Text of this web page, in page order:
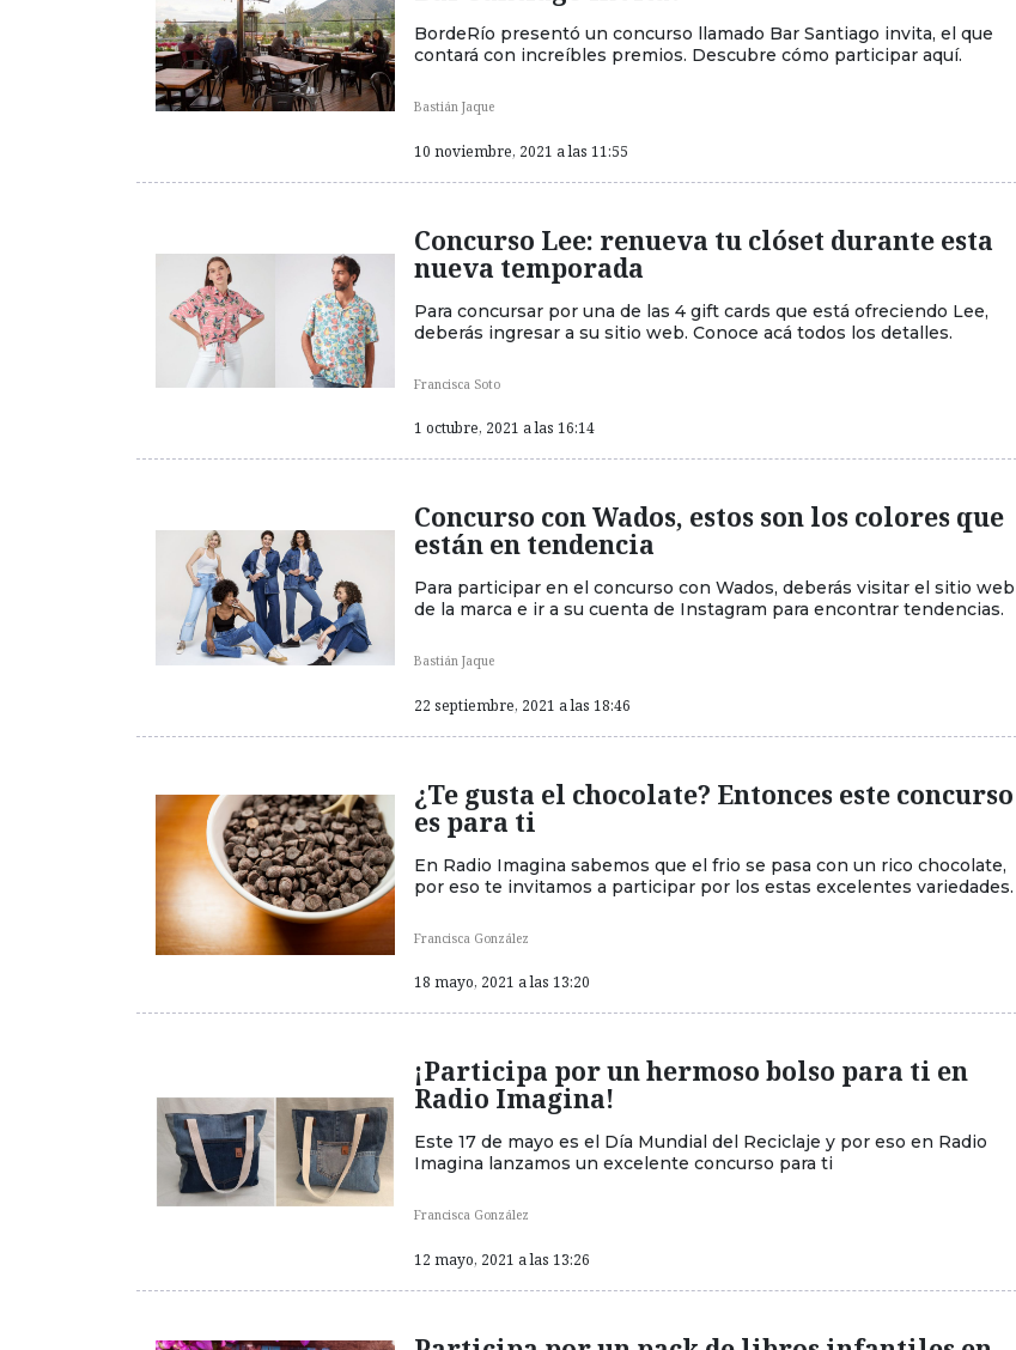
BordeRío presentó un concurso llamado Bar Santiago invita, el que
contará con increíbles premios. Descubre cómo participar aquí.
Bastián Jaque
10 noviembre, 2021 a las 11:55
Concurso Lee: renueva tu clóset durante esta
nueva temporada
Para concursar por una de las 4 gift cards que está ofreciendo Lee,
deberás ingresar a su sitio web. Conoce acá todos los detalles.
Francisca Soto
1 octubre, 2021 a las 16:14
Concurso con Wados, estos son los colores que
están en tendencia
Para participar en el concurso con Wados, deberás visitar el sitio web
de la marca e ir a su cuenta de Instagram para encontrar tendencias.
Bastián Jaque
22 septiembre, 2021 a las 18:46
¿Te gusta el chocolate? Entonces este concurso
es para ti
En Radio Imagina sabemos que el frio se pasa con un rico chocolate,
por eso te invitamos a participar por los estas excelentes variedades.
Francisca González
18 mayo, 2021 a las 13:20
¡Participa por un hermoso bolso para ti en
Radio Imagina!
Este 17 de mayo es el Día Mundial del Reciclaje y por eso en Radio
Imagina lanzamos un excelente concurso para ti
Francisca González
12 mayo, 2021 a las 13:26